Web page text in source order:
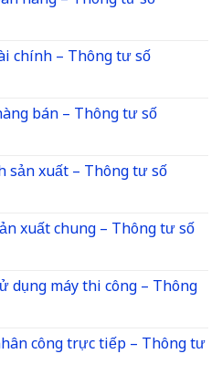
chính – Thông tư số
bán – Thông tư số
sản xuất – Thông tư số
xuất chung – Thông tư số
dụng máy thi công – Thông
công trực tiếp – Thông tư